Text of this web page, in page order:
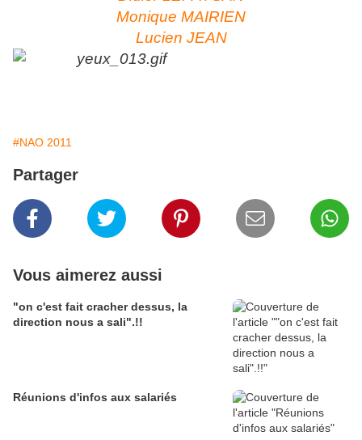
Monique MAIRIEN
Lucien JEAN
#NAO 2011
Partager
Vous aimerez aussi
"on c'est fait cracher dessus, la
direction nous a sali".!!
Réunions d'infos aux salariés